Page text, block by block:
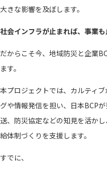
大きな影響を及ぼします。
社会インフラが止まれば、事業も
だからこそ今、地域防災と企業
ます。
本プロジェクトでは、カルティ
グや情報発信を担い、日本BCP
送、防災協定などの知見を活か
給体制づくりを支援します。
すでに、